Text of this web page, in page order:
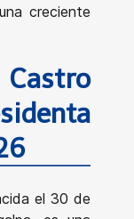
creciente
el 30 de